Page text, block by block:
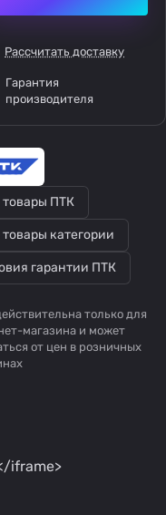
Рассчитать доставку
Гарантия
производителя
товары ПТК
товары категории
гарантии ПТК
только для
магазина и может
от цен в розничных
iframe>